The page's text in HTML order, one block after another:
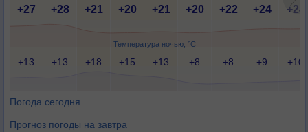
Температура ночью, °C
+27 +28 +21 +20 +21 +20 +22 +24 +24
+13 +13 +18 +15 +13 +8 +8 +9 +10
Погода сегодня
Прогноз погоды на завтра